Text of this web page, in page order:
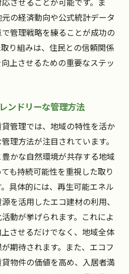
の経済動向や公式統計データ
管理戦略を練ることが成功の
り組みは、住民との信頼関係
上させるための重要なステッ
ンドリーな管理方法
管理では、地域の特性を活か
理方法が注目されています。
かな自然環境が共存する地域
も持続可能性を重視した取り
具体的には、再生可能エネル
を活用したエコ建材の利用、
動が挙げられます。これによ
させるだけでなく、地域全体
期待されます。また、エコフ
物件の価値を高め、入居者満